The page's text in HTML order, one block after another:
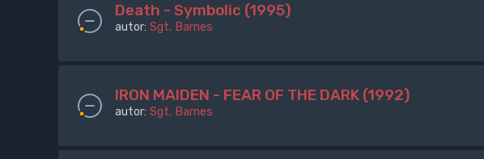
Death - Symbolic (1995)
autor: Sgt. Barnes
IRON MAIDEN - FEAR OF THE DARK (1992)
autor: Sgt. Barnes